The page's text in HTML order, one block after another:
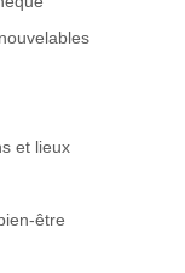
et lieux
être